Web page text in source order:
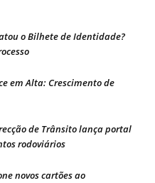
o Bilhete de Identidade?
em Alta: Crescimento de
de Trânsito lança portal
rodoviários
novos cartões ao